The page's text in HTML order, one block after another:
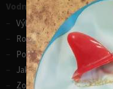
Vodní sporty
Výběr pádla na paddleboard
Rozdíly v paddleboardech
Porovnání kánoí Gumotex
Jak vybrat kajak
Zobrazit vše